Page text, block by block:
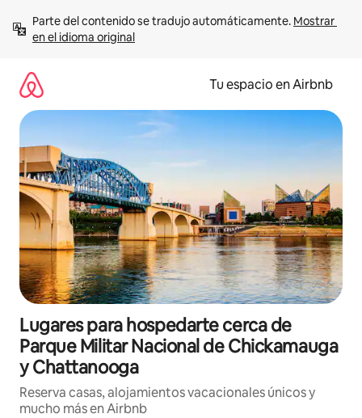
contenido
Parte del contenido se tradujo automáticamente. Mostrar
en el idioma original
Tu espacio en Airbnb
Lugares para hospedarte cerca de
Parque Militar Nacional de Chickamauga
y Chattanooga
Reserva casas, alojamientos vacacionales únicos y
mucho más en Airbnb